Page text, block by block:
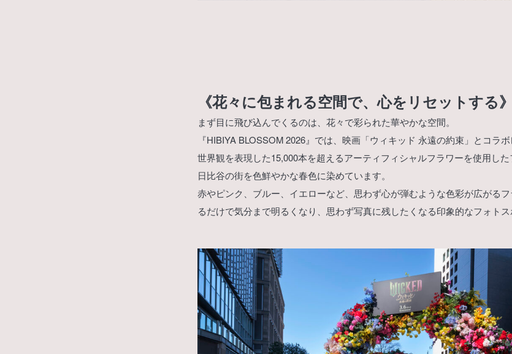
《花々に包まれる空間で、心をリセットする》
まず目に飛び込んでくるのは、花々で彩られた華やかな空間。
『HIBIYA BLOSSOM 2026』では、映画「ウィキッド 永遠の約束」とコラ
世界観を表現した15,000本を超えるアーティフィシャルフラワーを使用した
日比谷の街を色鮮やかな春色に染めています。
赤やピンク、ブルー、イエローなど、思わず心が弾むような色彩が広がる
るだけで気分まで明るくなり、思わず写真に残したくなる印象的なフォトス